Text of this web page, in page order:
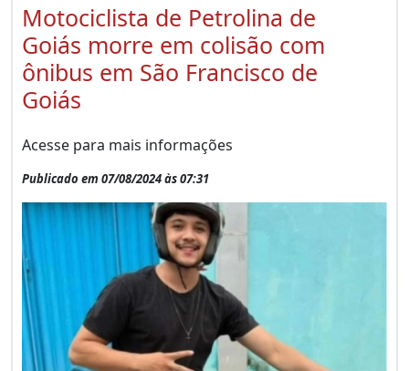
Motociclista de Petrolina de
Goiás morre em colisão com
ônibus em São Francisco de
Goiás
Acesse para mais informações
Publicado em 07/08/2024 às 07:31